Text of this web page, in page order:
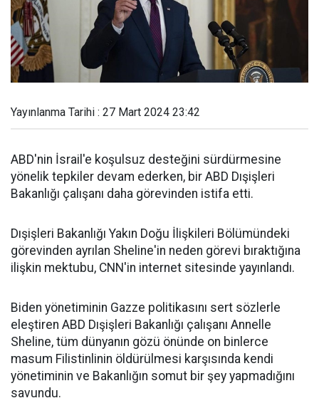
Yayınlanma Tarihi : 27 Mart 2024 23:42
ABD'nin İsrail'e koşulsuz desteğini sürdürmesine
yönelik tepkiler devam ederken, bir ABD Dışişleri
Bakanlığı çalışanı daha görevinden istifa etti.
Dışişleri Bakanlığı Yakın Doğu İlişkileri Bölümündeki
görevinden ayrılan Sheline'in neden görevi bıraktığına
ilişkin mektubu, CNN'in internet sitesinde yayınlandı.
Biden yönetiminin Gazze politikasını sert sözlerle
eleştiren ABD Dışişleri Bakanlığı çalışanı Annelle
Sheline, tüm dünyanın gözü önünde on binlerce
masum Filistinlinin öldürülmesi karşısında kendi
yönetiminin ve Bakanlığın somut bir şey yapmadığını
savundu.